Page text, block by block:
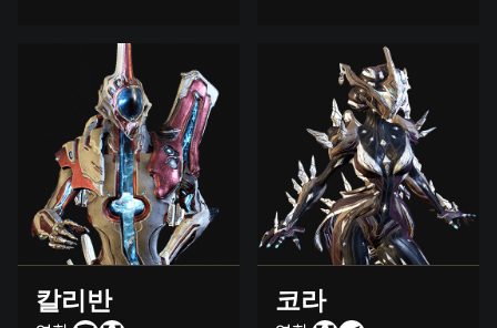
칼리반 코라